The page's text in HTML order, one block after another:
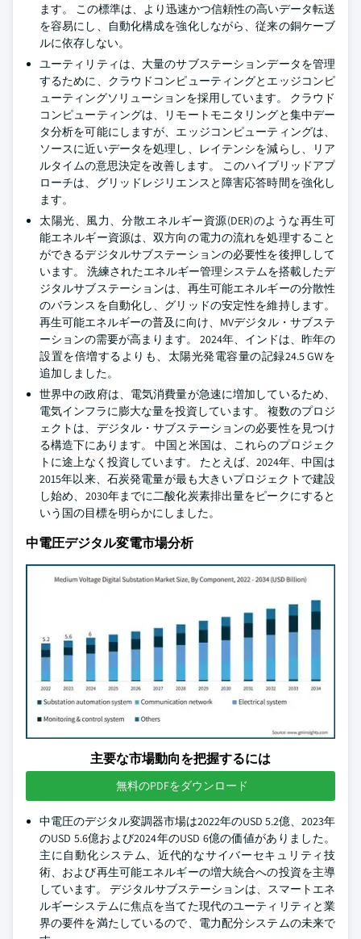
ます。 この標準は、より迅速かつ信頼性の高いデータ転送
を容易にし、自動化構成を強化しながら、従来の銅ケーブ
ルに依存しない。
ユーティリティは、大量のサブステーションデータを管理
するために、クラウドコンピューティングとエッジコンピ
ューティングソリューションを採用しています。 クラウド
コンピューティングは、リモートモニタリングと集中デー
タ分析を可能にしますが、エッジコンピューティングは、
ソースに近いデータを処理し、レイテンシを減らし、リア
ルタイムの意思決定を改善します。 このハイブリッドアプ
ローチは、グリッドレジリエンスと障害応答時間を強化し
ます。
太陽光、風力、分散エネルギー資源(DER)のような再生可
能エネルギー資源は、双方向の電力の流れを処理すること
ができるデジタルサブステーションの必要性を後押しして
います。 洗練されたエネルギー管理システムを搭載したデ
ジタルサブステーションは、再生可能エネルギーの分散性
のバランスを自動化し、グリッドの安定性を維持します。
再生可能エネルギーの普及に向け、MVデジタル・サブステ
ーションの需要が高まります。 2024年、インドは、昨年の
設置を倍増するよりも、太陽光発電容量の記録24.5 GWを
追加しました。
世界中の政府は、電気消費量が急速に増加しているため、
電気インフラに膨大な量を投資しています。 複数のプロジ
ェクトは、デジタル・サブステーションの必要性を見つけ
る構造下にあります。 中国と米国は、これらのプロジェク
トに途上なく投資しています。 たとえば、2024年、中国は
2015年以来、石炭発電量が最も大きいプロジェクトで建設
し始め、2030年までに二酸化炭素排出量をピークにすると
いう国の目標を明らかにしました。
中電圧デジタル変電市場分析
主要な市場動向を把握するには
無料のPDFをダウンロード
中電圧のデジタル変調器市場は2022年のUSD 5.2億、2023年
のUSD 5.6億および2024年のUSD 6億の価値がありました。
主に自動化システム、近代的なサイバーセキュリティ技
術、および再生可能エネルギーの増大統合への投資を主導
しています。 デジタルサブステーションは、スマートエネ
ルギーシステムに焦点を当てた現代のユーティリティと業
界の要件を満たしているので、電力配分システムの未来で